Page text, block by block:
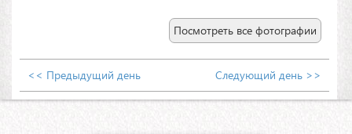
Посмотреть все фотографии
<< Предыдущий день Следующий день >>